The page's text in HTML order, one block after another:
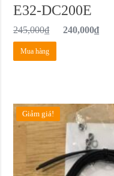
E32-DC200E
245,000₫ 240,000₫
Mua hàng
Giảm giá!